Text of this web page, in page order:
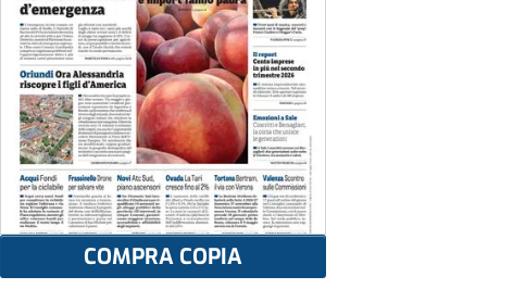
COMPRA COPIA